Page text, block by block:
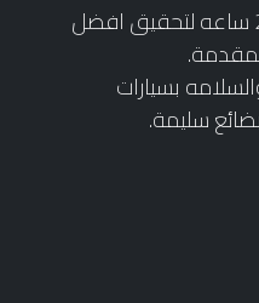
العمل على مدار ال 24 ساعه لتحقيق افضل
بسيارات
سليمة.